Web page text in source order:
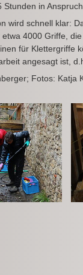
Stunden in
wird schnell klar:
etwa 4000 Griffe,
für Klettergriffe
angesagt ist,
Fotos: Katja